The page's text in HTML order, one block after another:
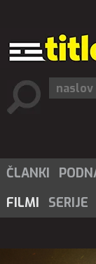
ČLANKI
FILMI
SERIJE